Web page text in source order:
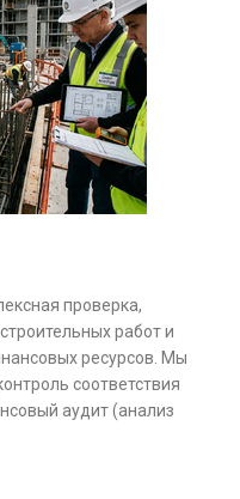
проверка,
работ и
ресурсов. Мы
соответствия
аудит (анализ
проекта.